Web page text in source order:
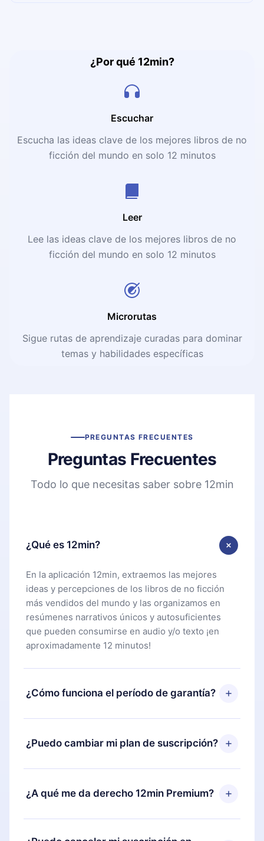
¿Por qué 12min?
Escuchar
Escucha las ideas clave de los mejores libros de no
ficción del mundo en solo 12 minutos
Leer
Lee las ideas clave de los mejores libros de no
ficción del mundo en solo 12 minutos
Microrutas
Sigue rutas de aprendizaje curadas para dominar
temas y habilidades específicas
PREGUNTAS FRECUENTES
Preguntas Frecuentes
Todo lo que necesitas saber sobre 12min
¿Qué es 12min?
En la aplicación 12min, extraemos las mejores
ideas y percepciones de los libros de no ficción
más vendidos del mundo y las organizamos en
resúmenes narrativos únicos y autosuficientes
que pueden consumirse en audio y/o texto ¡en
aproximadamente 12 minutos!
¿Cómo funciona el período de garantía?
Puedes descargar nuestra aplicación y comenzar a
disfrutar de nuestra biblioteca. Si por alguna razón
no estás satisfecho con nuestra plataforma,
días posteriores a la compra y solicita el
pagaste, sin preguntas ni burocracia.
¿Puedo cambiar mi plan de suscripción?
Sí, pero el cambio solo se aplicará a partir del
próximo período de facturación. Por ejemplo, si
decides cambiar tu suscripción mensual a anual,
¿A qué me da derecho 12min Premium?
12min Premium es un plan que te garantiza acceso
a toda nuestra biblioteca de más de 2500 títulos